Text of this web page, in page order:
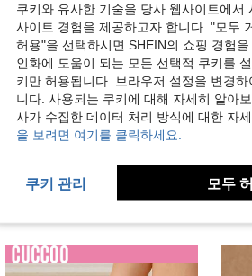
리뷰 더 보기
쿠키와 유사한 기술을 당사 웹사이트에
사이트 경험을 제공하고자 합니다. "모두
허용"을 선택하시면 SHEIN의 쇼핑 경험
인화에 도움이 되는 모든 선택적 쿠키를
키만 허용됩니다. 브라우저 설정을 변경
니다. 사용되는 쿠키에 대해 자세히 알아
사가 수집한 데이터 처리 방식에 대한 자
을 보려면 여기를 클릭하세요.
쿠키 관리 모두